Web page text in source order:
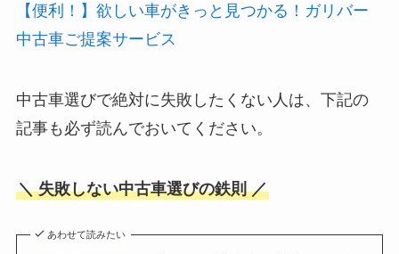
【便利！】欲しい車がきっと見つかる！ガリバー
中古車ご提案サービス
中古車選びで絶対に失敗したくない人は、下記の
記事も必ず読んでおいてください。
＼ 失敗しない中古車選びの鉄則 ／
あわせて読みたい